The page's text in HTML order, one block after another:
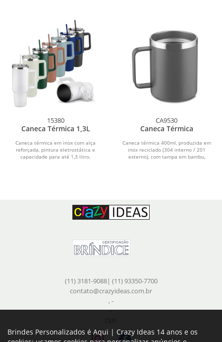
15380
Caneca Térmica 1,3L
Caneca térmica em inox com alça
reforçada, pintura eletrostática e
capacidade para até 1,3 litro.
CA9530
Caneca Térmica
Caneca térmica 400ml, produzida em
inox reciclado (304 interno / 201
externo), com tampa em bambu,
(11) 3181-9088| (11) 93350-7700
contato@crazyideas.com.br
, -
-
Brindes Personalizados é Aqui | Crazy Ideas 14 anos e os